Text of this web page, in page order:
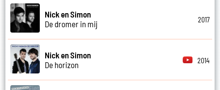
Nick en Simon
De dromer in mij
2017
Nick en Simon
De horizon
2014